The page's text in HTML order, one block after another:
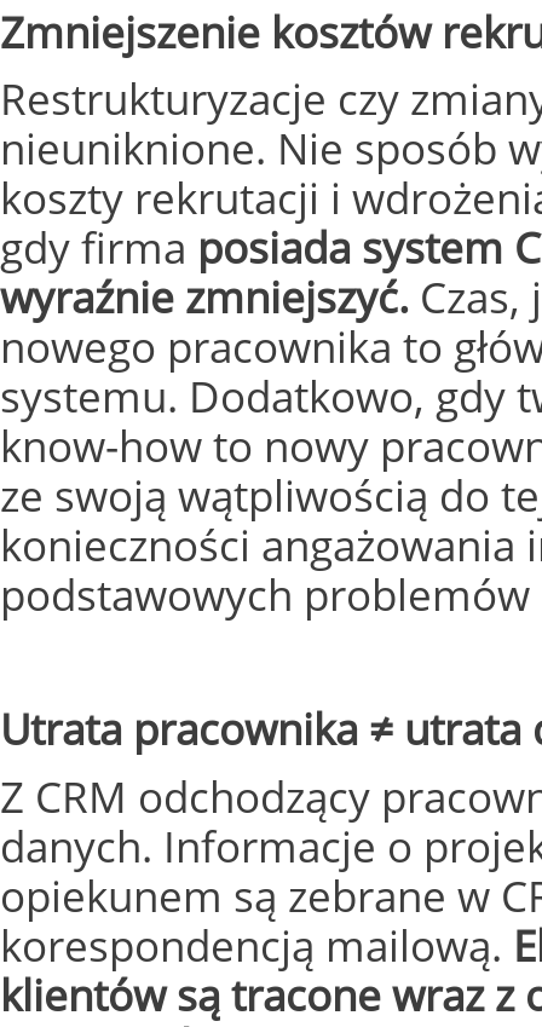
Zmniejszenie kosztów
Restrukturyzacje czy
nieuniknione. Nie sposób
koszty rekrutacji i
gdy firma posiada system
wyraźnie zmniejszyć.
nowego pracownika to
systemu. Dodatkowo, gdy
know-how to nowy
ze swoją wątpliwością do
konieczności
podstawowych
Utrata pracownika ≠ utrata
Z CRM odchodzący
danych. Informacje o
opiekunem są zebrane w
korespondencją mailową.
klientów są tracone wraz z